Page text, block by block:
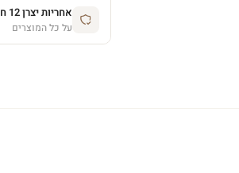
אחריות יצרן 12 חודשים
על כל המוצרים